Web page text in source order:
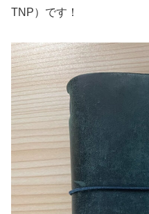
TNP）です！